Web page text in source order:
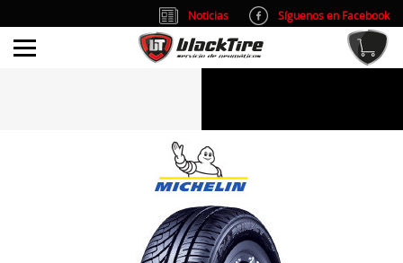
Noticias
Síguenos en Facebook
info@blacktire.es
Atención al cliente: L/V 9:00-14:00 y 15:00-19:00